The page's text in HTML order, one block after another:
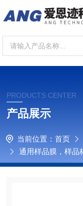
PRODUCTS CENTER
产品展示
当前位置： 首页
通用样品膜，样品
分析仪，XRF样品杯